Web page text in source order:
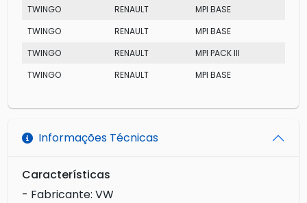
TWINGO
RENAULT
MPI BASE
TWINGO
RENAULT
MPI BASE
TWINGO
RENAULT
MPI PACK III
TWINGO
RENAULT MPI BASE
Informações Técnicas
Características
- Fabricante: VW